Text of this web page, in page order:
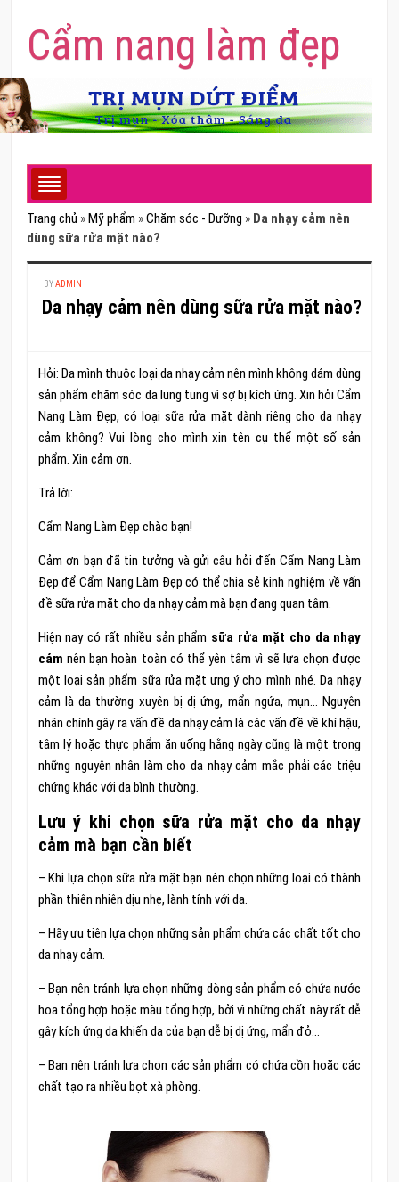
Cẩm nang làm đẹp
Trang chủ » Mỹ phẩm »Chăm sóc - Dưỡng » Da nhạy cảm nên
dùng sữa rửa mặt nào?
BYADMIN
Da nhạy cảm nên dùng sữa rửa mặt nào?
Hỏi: Da mình thuộc loại da nhạy cảm nên mình không dám dùng
sản phẩm chăm sóc da lung tung vì sợ bị kích ứng. Xin hỏi Cẩm
Nang Làm Đẹp, có loại sữa rửa mặt dành riêng cho da nhạy
cảm không? Vui lòng cho mình xin tên cụ thể một số sản
phẩm. Xin cảm ơn.
Trả lời:
Cẩm Nang Làm Đẹp chào bạn!
Cảm ơn bạn đã tin tưởng và gửi câu hỏi đến Cẩm Nang Làm
Đẹp để Cẩm Nang Làm Đẹp có thể chia sẻ kinh nghiệm về vấn
đề sữa rửa mặt cho da nhạy cảm mà bạn đang quan tâm.
Hiện nay có rất nhiều sản phẩm sữa rửa mặt cho da nhạy
cảm nên bạn hoàn toàn có thể yên tâm vì sẽ lựa chọn được
một loại sản phẩm sữa rửa mặt ưng ý cho mình nhé. Da nhạy
cảm là da thường xuyên bị dị ứng, mẩn ngứa, mụn… Nguyên
nhân chính gây ra vấn đề da nhạy cảm là các vấn đề về khí hậu,
tâm lý hoặc thực phẩm ăn uống hằng ngày cũng là một trong
những nguyên nhân làm cho da nhạy cảm mắc phải các triệu
chứng khác với da bình thường.
Lưu ý khi chọn sữa rửa mặt cho da nhạy
cảm mà bạn cần biết
– Khi lựa chọn sữa rửa mặt bạn nên chọn những loại có thành
phần thiên nhiên dịu nhẹ, lành tính với da.
– Hãy ưu tiên lựa chọn những sản phẩm chứa các chất tốt cho
da nhạy cảm.
– Bạn nên tránh lựa chọn những dòng sản phẩm có chứa nước
hoa tổng hợp hoặc màu tổng hợp, bởi vì những chất này rất dễ
gây kích ứng da khiến da của bạn dễ bị dị ứng, mẩn đỏ…
– Bạn nên tránh lựa chọn các sản phẩm có chứa cồn hoặc các
chất tạo ra nhiều bọt xà phòng.